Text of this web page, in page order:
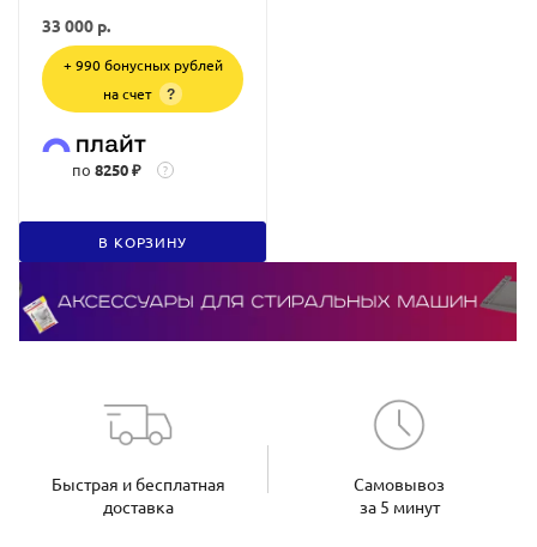
33 000 р.
+ 990 бонусных рублей
на счет
?
по 8250 ₽ ?
В КОРЗИНУ
Быстрая и бесплатная
доставка
Самовывоз
за 5 минут